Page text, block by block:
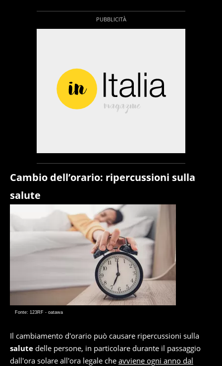
Cambio dell’orario: ripercussioni sulla
salute
Fonte: 123RF - oatawa
Il cambiamento d'orario può causare ripercussioni sulla
salute delle persone, in particolare durante il passaggio
dall'ora solare all'ora legale che avviene ogni anno dal